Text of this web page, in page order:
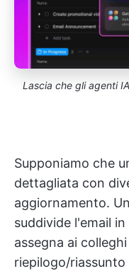
Lascia che gli agenti
Supponiamo che
dettagliata con
aggiornamento.
suddivide l'email
assegna ai
riepilogo/